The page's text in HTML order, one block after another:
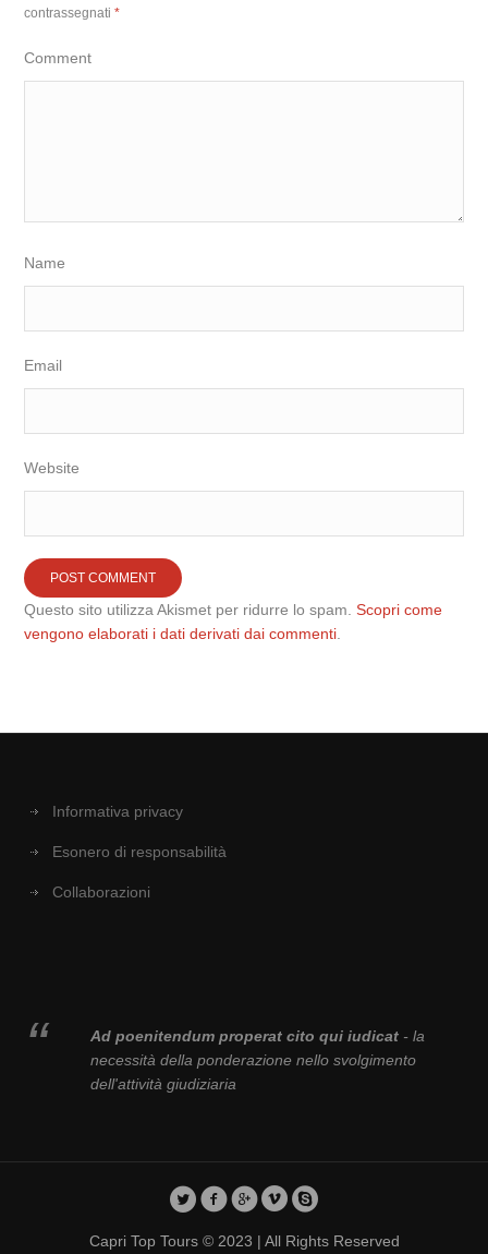
contrassegnati*
Comment
Name
Email
Website
Questo sito utilizza Akismet per ridurre lo spam.Scopri come
vengono elaborati i dati derivati dai commenti
Informativa privacy
Esonero di responsabilità
Collaborazioni
Ad poenitendum properat cito qui iudicat- la
necessità della ponderazione nello svolgimento
dell'attività giudiziaria
Capri Top Tours © 2023 | All Rights Reserved